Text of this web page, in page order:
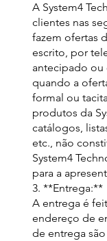
A System4
clientes nas
fazem ofertas
escrito, por
antecipado
quando a
formal ou
produtos da
catálogos,
etc., não
System4
para a
3. **Entrega:**
A entrega é
endereço de
de entrega